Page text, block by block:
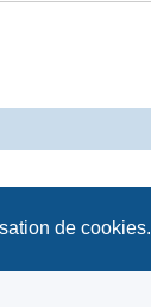
de cookies.